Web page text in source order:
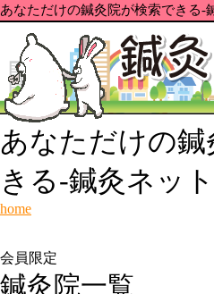
あなただけの鍼灸院が検索できる-
あなただけの
きる-鍼灸ネッ
home
会員限定
鍼灸院一覧